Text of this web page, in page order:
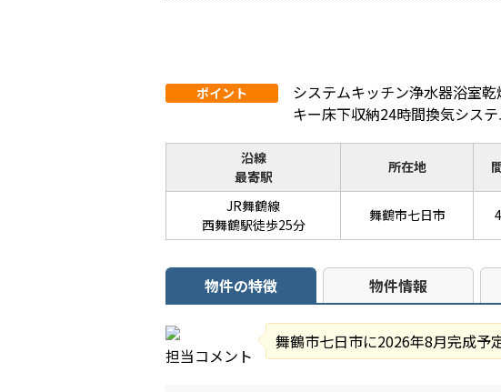
ポイント
システムキッチン浄水器浴室
キー床下収納24時間換気シス
沿線
最寄駅
所在地
JR舞鶴線
西舞鶴駅徒歩25分
舞鶴市七日市
物件の特徴 物件情報
担当コメント
舞鶴市七日市に2026年8月完成予